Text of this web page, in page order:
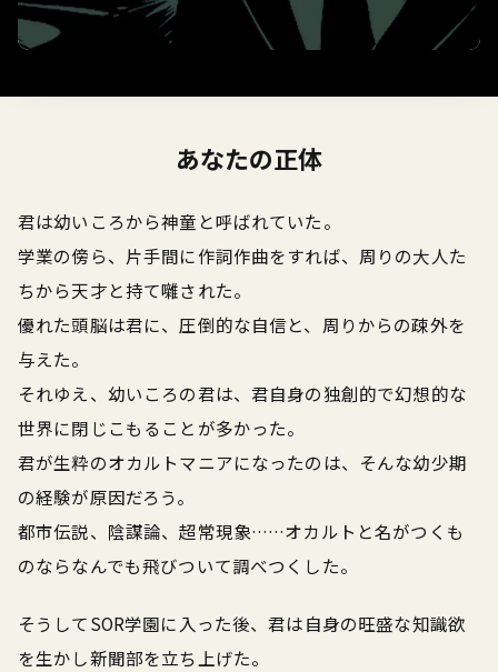
あなたの正体
君は幼いころから神童と呼ばれていた。
学業の傍ら、片手間に作詞作曲をすれば、周りの大人た
ちから天才と持て囃された。
優れた頭脳は君に、圧倒的な自信と、周りからの疎外を
与えた。
それゆえ、幼いころの君は、君自身の独創的で幻想的な
世界に閉じこもることが多かった。
君が生粋のオカルトマニアになったのは、そんな幼少期
の経験が原因だろう。
都市伝説、陰謀論、超常現象……オカルトと名がつくも
のならなんでも飛びついて調べつくした。
そうしてSOR学園に入った後、君は自身の旺盛な知識欲
を生かし新聞部を立ち上げた。